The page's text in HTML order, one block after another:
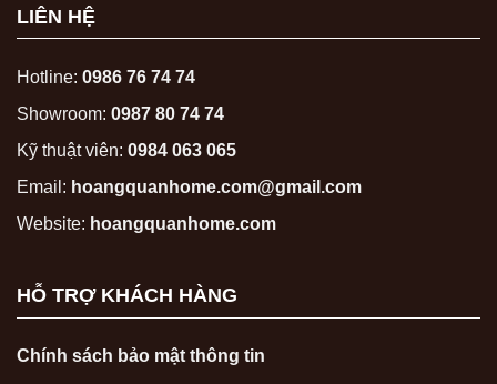
LIÊN HỆ
Hotline: 0986 76 74 74
Showroom: 0987 80 74 74
Kỹ thuật viên: 0984 063 065
Email: hoangquanhome.com@gmail.com
Website: hoangquanhome.com
HỖ TRỢ KHÁCH HÀNG
Chính sách bảo mật thông tin